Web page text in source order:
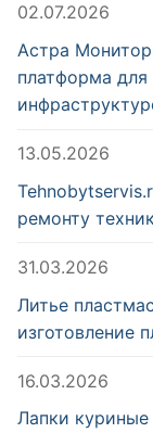
02.07.2026
Астра
платформа
13.05.2026
ремонту
31.03.2026
Литье
изготовление
16.03.2026
Лапки куриные